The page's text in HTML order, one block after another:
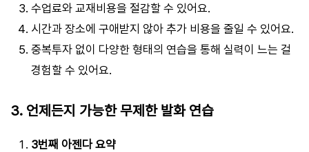
수업료와 교재비용을 절감할 수 있어요.
시간과 장소에 구애받지 않아 추가 비용을 줄일 수 있어요.
중복투자 없이 다양한 형태의 연습을 통해 실력이 느는 걸
경험할 수 있어요.
3. 언제든지 가능한 무제한 발화 연습
3번째 아젠다 요약